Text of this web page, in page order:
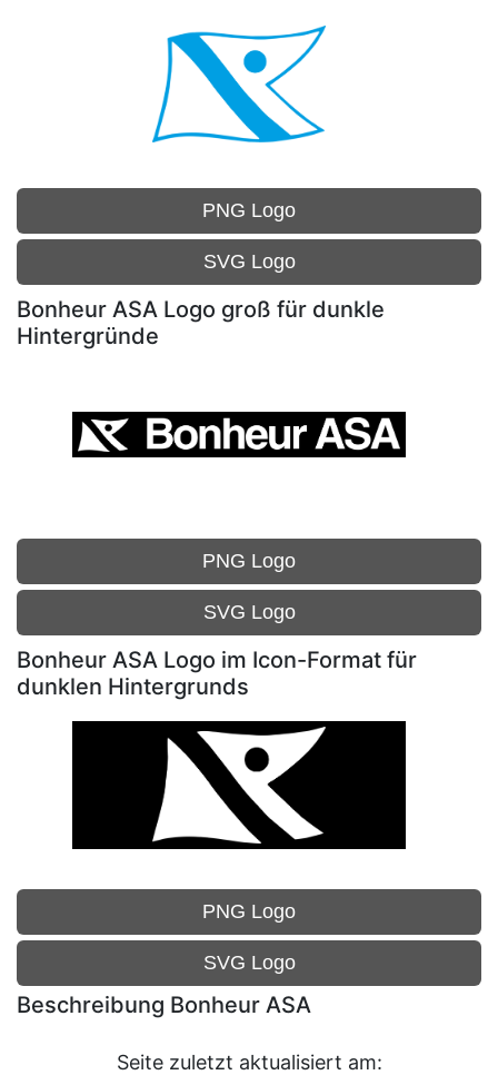
PNG Logo
SVG Logo
Bonheur ASA Logo groß für dunkle
Hintergründe
PNG Logo
SVG Logo
Bonheur ASA Logo im Icon-Format für
dunklen Hintergrunds
PNG Logo
SVG Logo
Beschreibung Bonheur ASA
Seite zuletzt aktualisiert am: